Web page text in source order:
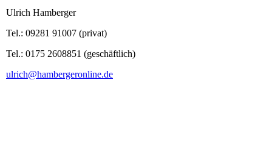
Ulrich Hamberger
Tel.: 09281 91007 (privat)
Tel.: 0175 2608851 (geschäftlich)
ulrich@hambergeronline.de